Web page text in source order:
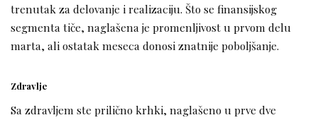
trenutak za delovanje i realizaciju. Što se finansijskog
segmenta tiče, naglašena je promenljivost u prvom delu
marta, ali ostatak meseca donosi znatnije poboljšanje.
Zdravlje
Sa zdravljem ste prilično krhki, naglašeno u prve dve